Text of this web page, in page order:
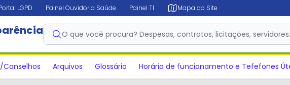
LGPD Painel Ouvidoria Saúde Painel TI Mapa do Site
O que você procura? Despesas, contratos, licitações,
Arquivos Glossário Horário de funcionamento e Tefefones
✕